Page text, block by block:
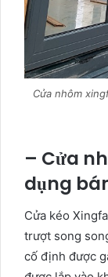
Cửa nhôm
– Cửa
dụng
Cửa kéo
trượt song
cố định được